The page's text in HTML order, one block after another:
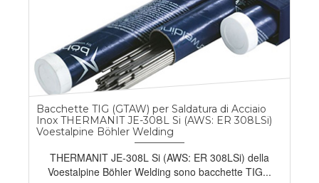
Bacchette TIG (GTAW) per Saldatura di Acciaio
Inox THERMANIT JE-308L Si (AWS: ER 308LSi)
Voestalpine Böhler Welding
THERMANIT JE-308L Si (AWS: ER 308LSi) della
Voestalpine Böhler Welding sono bacchette TIG...